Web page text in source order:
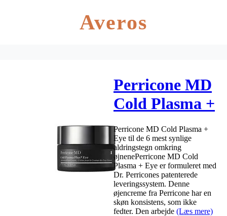
Averos
Perricone MD
Cold Plasma +
Eye – 15 ml.
Perricone MD Cold Plasma +
Eye til de 6 mest synlige
aldringstegn omkring
øjnenePerricone MD Cold
Plasma + Eye er formuleret med
Dr. Perricones patenterede
leveringssystem. Denne
øjencreme fra Perricone har en
skøn konsistens, som ikke
fedter. Den arbejde (Læs mere)